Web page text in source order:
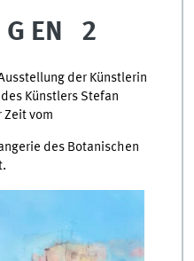
G EN 2
der Künstlerin
Künstlers Stefan
Zeit vom
des Botanischen